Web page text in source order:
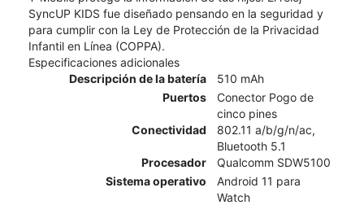
SyncUP KIDS fue diseñado pensando en la seguridad y
para cumplir con la Ley de Protección de la Privacidad
Infantil en Línea (COPPA).
Especificaciones adicionales
Descripción de la batería
510 mAh
Puertos
Conector Pogo de
cinco pines
Conectividad
802.11 a/b/g/n/ac,
Bluetooth 5.1
Procesador
Qualcomm SDW5100
Sistema operativo
Android 11 para
Watch